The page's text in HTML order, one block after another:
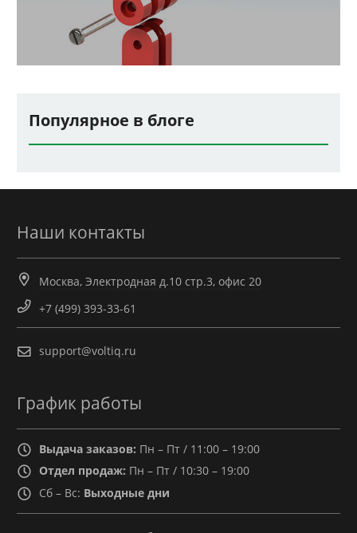
Популярное в блоге
Наши контакты
Москва, Электродная д.10 стр.3, офис 20
+7 (499) 393-33-61
support@voltiq.ru
График работы
Выдача заказов: Пн – Пт / 11:00 – 19:00
Отдел продаж: Пн – Пт / 10:30 – 19:00
Сб – Вс: Выходные дни